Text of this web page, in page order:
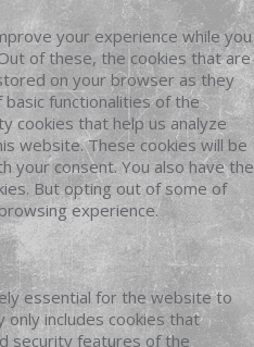
your experience while you
of these, the cookies that are
on your browser as they
functionalities of the
cookies that help us analyze
website. These cookies will be
your consent. You also have the
But opting out of some of
experience.
essential for the website to
includes cookies that
security features of the